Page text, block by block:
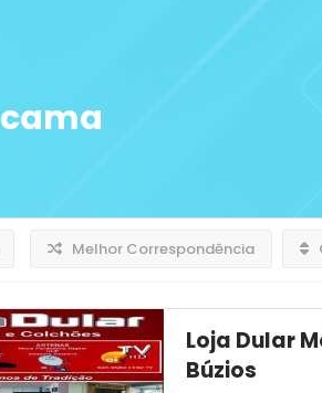
cama
Melhor Correspondência
Loja Dular
Búzios